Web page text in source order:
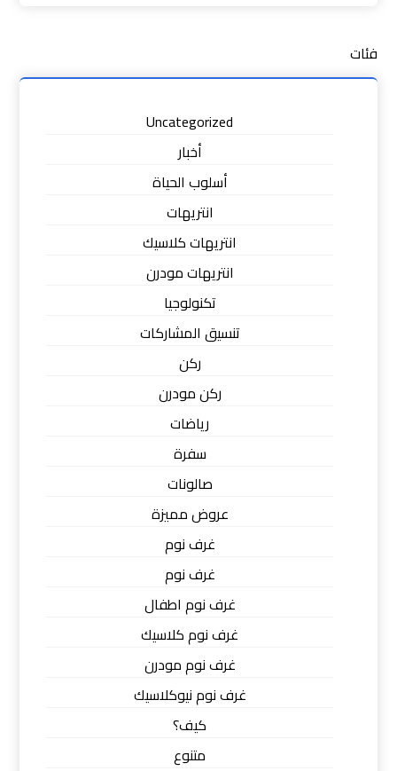
فئات
Uncategorized
أخبار
أسلوب الحياة
انتريهات
انتريهات كلاسيك
انتريهات مودرن
تكنولوجيا
تنسيق المشاركات
ركن
ركن مودرن
رياضات
سفرة
صالونات
عروض مميزة
غرف نوم
غرف نوم
غرف نوم اطفال
غرف نوم كلاسيك
غرف نوم مودرن
غرف نوم نيوكلاسيك
كيف؟
متنوع